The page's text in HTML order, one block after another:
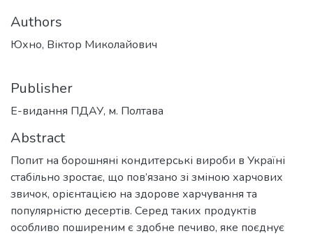
Authors
Юхно, Віктор Миколайович
Publisher
Е-видання ПДАУ, м. Полтава
Abstract
Попит на борошняні кондитерські вироби в Україні
стабільно зростає, що пов’язано зі зміною харчових
звичок, орієнтацією на здорове харчування та
популярністю десертів. Серед таких продуктів
особливо поширеним є здобне печиво, яке поєднує